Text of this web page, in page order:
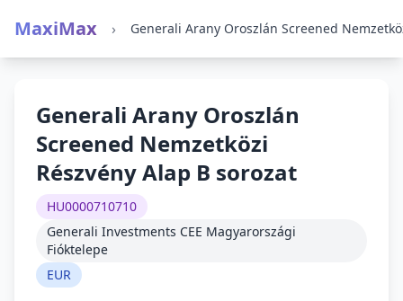
MaxiMax ›
Generali Arany Oroszlán
Screened Nemzetközi
Részvény Alap B sorozat
HU0000710710
Generali Investments CEE Magyarországi
Fióktelepe
EUR